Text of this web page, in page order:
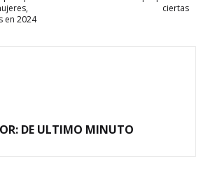
ciertas
en 2024
DE ULTIMO MINUTO